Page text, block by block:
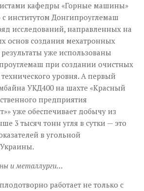
кафедры «Горные машины»
институтом Донгипроуглемаш
исследований, направленных на
основ создания мехатронных
уже использованы
при создании очистных
уровня. А первый
УКД400 на шахте «Красный
предприятия
уже обеспечивает добычу из
3 тысяч тонн угля в сутки — это
в угольной
и металлурги…
работает не только с